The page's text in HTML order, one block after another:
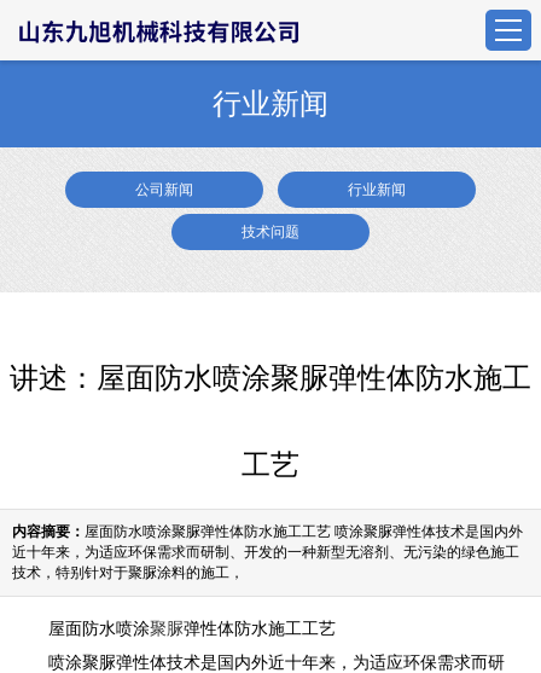
行业新闻
公司新闻 行业新闻
技术问题
讲述：屋面防水喷涂聚脲弹性体防水施工
工艺
内容摘要： 屋面防水喷涂聚脲弹性体防水施工工艺 喷涂聚脲弹性体技术是国内外
近十年来，为适应环保需求而研制、开发的一种新型无溶剂、无污染的绿色施工
技术，特别针对于聚脲涂料的施工，
屋面防水喷涂聚脲弹性体防水施工工艺
喷涂聚脲弹性体技术是国内外近十年来，为适应环保需求而研